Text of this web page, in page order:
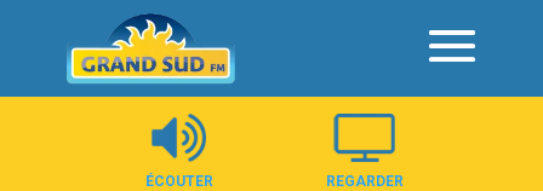
Panneau de gestion des cookies
ÉCOUTER REGARDER